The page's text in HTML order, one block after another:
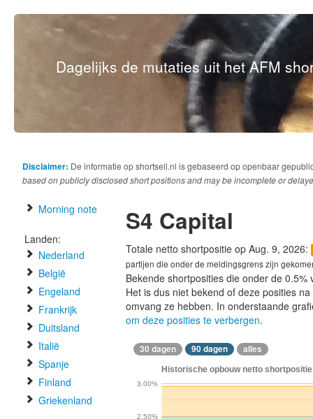
Dagelijks de mutaties uit het AFM
Disclaimer: De informatie op shortsell.nl is gebaseerd op openbaar
based on publicly disclosed short positions and may be incomplete or
Morning note
Landen:
Nederland
België
Engeland
Frankrijk
Duitsland
Italië
Spanje
Finland
Griekenland
S4 Capital
Totale netto shortpositie op Aug. 9, 2026:
partijen die onder de meldingsgrens zijn
Bekende shortposities die onder de
Het is dus niet bekend of deze posities
omvang ze hebben. In onderstaande
om deze posities te verbergen.
30 dagen 90 dagen alles
Historische opbouw netto
2.50%
3.00%